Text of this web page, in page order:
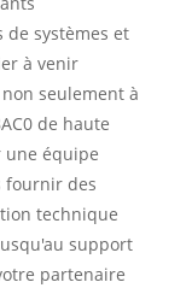
de systèmes et
à venir
seulement à
de haute
une équipe
fournir des
technique
support
partenaire